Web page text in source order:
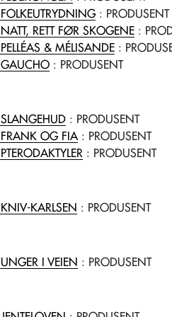
FOLKEUTRYDNING: PRODUSENT
NATT, RETT FØR SKOGENE :
PELLÉAS & MÉLISANDE :
GAUCHO : PRODUSENT
SLANGEHUD : PRODUSENT
FRANK OG FIA : PRODUSENT
PTERODAKTYLER : PRODUSENT
KNIV-KARLSEN : PRODUSENT
UNGER I VEIEN : PRODUSENT